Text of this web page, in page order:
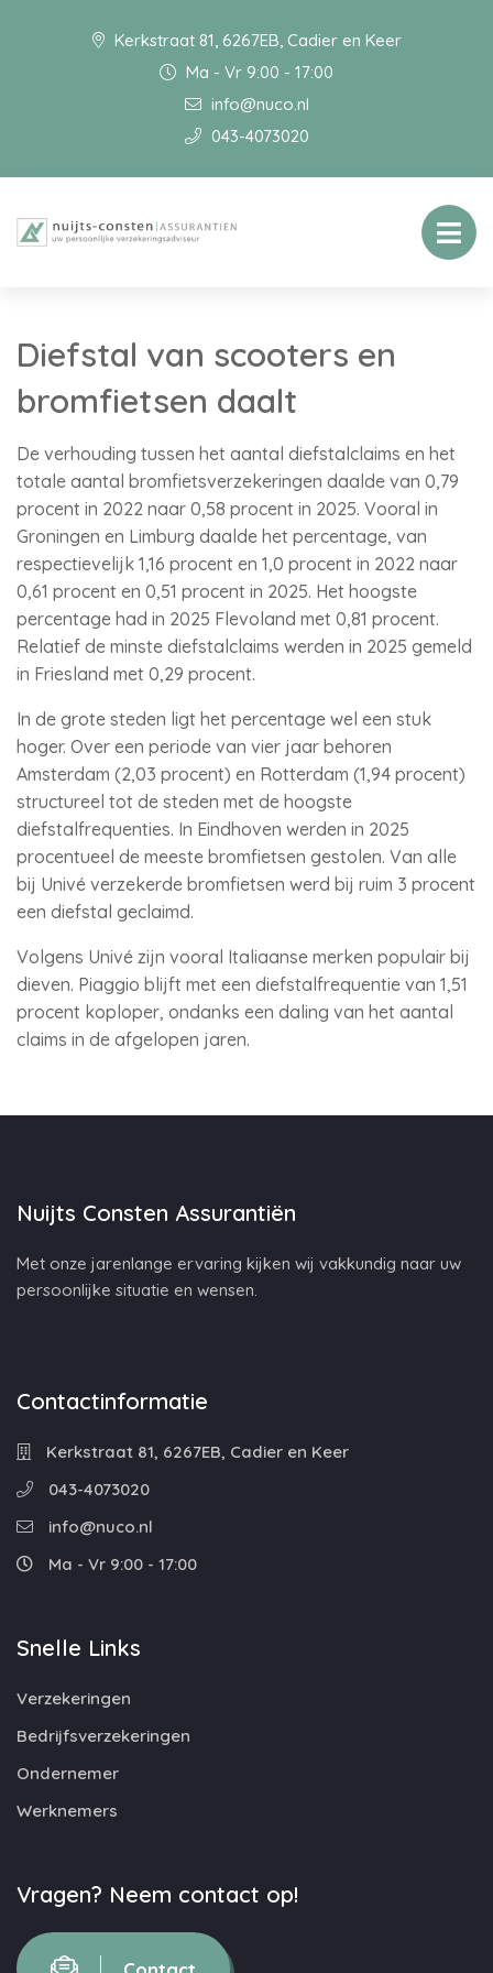
Kerkstraat 81, 6267EB, Cadier en Keer
Ma - Vr 9:00 - 17:00
info@nuco.nl
043-4073020
Diefstal van scooters en
bromfietsen daalt
De verhouding tussen het aantal diefstalclaims en het
totale aantal bromfietsverzekeringen daalde van 0,79
procent in 2022 naar 0,58 procent in 2025. Vooral in
Groningen en Limburg daalde het percentage, van
respectievelijk 1,16 procent en 1,0 procent in 2022 naar
0,61 procent en 0,51 procent in 2025. Het hoogste
percentage had in 2025 Flevoland met 0,81 procent.
Relatief de minste diefstalclaims werden in 2025 gemeld
in Friesland met 0,29 procent.
In de grote steden ligt het percentage wel een stuk
hoger. Over een periode van vier jaar behoren
Amsterdam (2,03 procent) en Rotterdam (1,94 procent)
structureel tot de steden met de hoogste
diefstalfrequenties. In Eindhoven werden in 2025
procentueel de meeste bromfietsen gestolen. Van alle
bij Univé verzekerde bromfietsen werd bij ruim 3 procent
een diefstal geclaimd.
Volgens Univé zijn vooral Italiaanse merken populair bij
dieven. Piaggio blijft met een diefstalfrequentie van 1,51
procent koploper, ondanks een daling van het aantal
claims in de afgelopen jaren.
Nuijts Consten Assurantiën
Met onze jarenlange ervaring kijken wij vakkundig naar uw
persoonlijke situatie en wensen.
Contactinformatie
Kerkstraat 81, 6267EB, Cadier en Keer
043-4073020
info@nuco.nl
Ma - Vr 9:00 - 17:00
Snelle Links
Verzekeringen
Bedrijfsverzekeringen
Ondernemer
Werknemers
Vragen? Neem contact op!